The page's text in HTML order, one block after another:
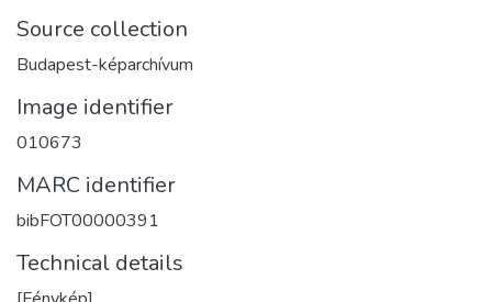
Source collection
Budapest-képarchívum
Image identifier
010673
MARC identifier
bibFOT00000391
Technical details